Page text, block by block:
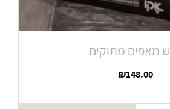
מאפים מתוקים
₪148.00